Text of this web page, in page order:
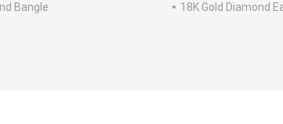
Bangle 18K Gold Diamond